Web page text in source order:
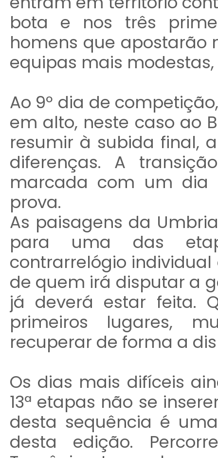
bota e nos três
homens que apostarão
equipas mais
Ao 9º dia de
em alto, neste caso ao
resumir à subida final,
diferenças. A
marcada com um dia
prova.
As paisagens da
para uma das
contrarrelógio
de quem irá disputar a
já deverá estar feita.
primeiros lugares,
recuperar de forma a
Os dias mais difíceis
13ª etapas não se
desta sequência é
desta edição.